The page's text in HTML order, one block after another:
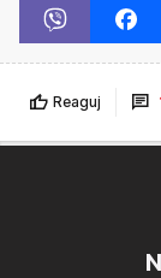
Reaguj